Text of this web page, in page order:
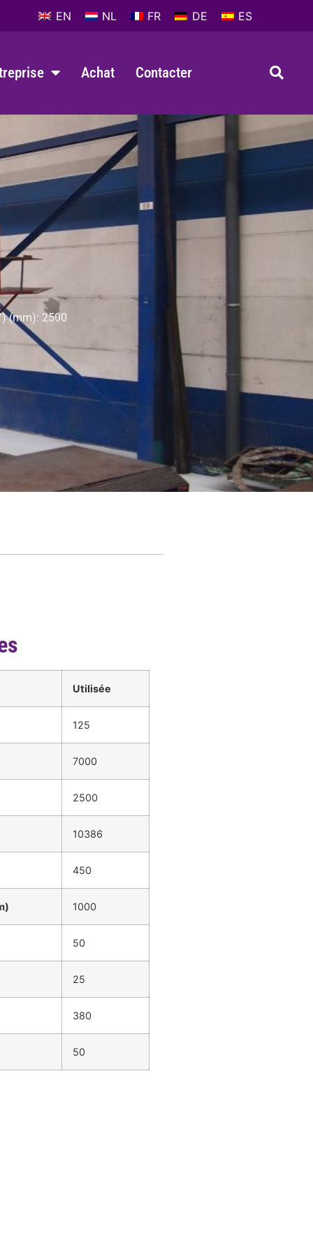
EN NL FR DE ES
Achat Contacter
(mm): 2500
Utilisée
125
7000
2500
10386
450
1000
50
25
380
50